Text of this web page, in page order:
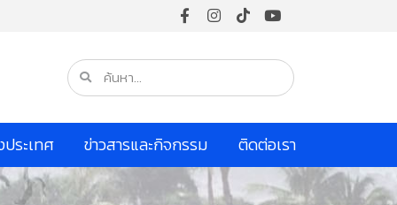
ระเทศ ข่าวสารและกิจกรรม ติดต่อเรา